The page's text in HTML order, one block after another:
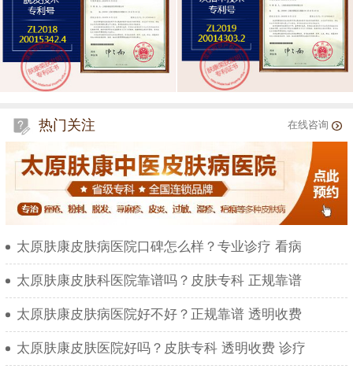
热门关注 在线咨询
太原肤康皮肤病医院口碑怎么样？专业诊疗 看病
太原肤康皮肤科医院靠谱吗？皮肤专科 正规靠谱
太原肤康皮肤病医院好不好？正规靠谱 透明收费
太原肤康皮肤医院好吗？皮肤专科 透明收费 诊疗